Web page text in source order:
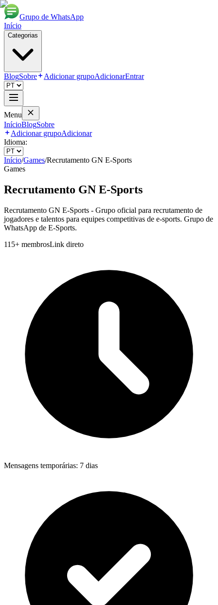
Grupo de WhatsApp
Início
Categorias
BlogSobre Adicionar grupoAdicionarEntrar
Menu
InícioBlogSobre
Adicionar grupoAdicionar
Idioma:
Início/Games/Recrutamento GN E‑Sports
Games
Recrutamento GN E‑Sports
Recrutamento GN E‑Sports - Grupo oficial para recrutamento de
jogadores e talentos para equipes competitivas de e‑sports. Grupo de
WhatsApp de E‑Sports.
115+ membrosLink direto
Mensagens temporárias: 7 dias